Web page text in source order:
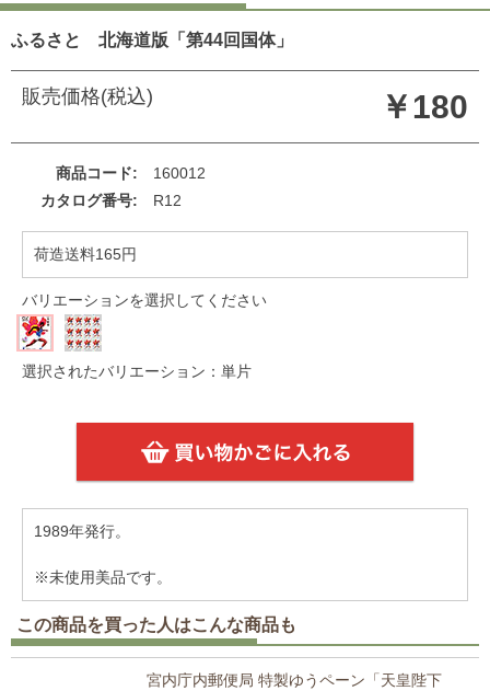
ふるさと 北海道版「第44回国体」
販売価格(税込) ￥180
商品コード
160012
カタログ番号
R12
荷造送料165円
バリエーションを選択してください
選択されたバリエーション：単片
1989年発行。
※未使用美品です。
この商品を買った人はこんな商品も
宮内庁内郵便局 特製ゆうペーン「天皇陛下